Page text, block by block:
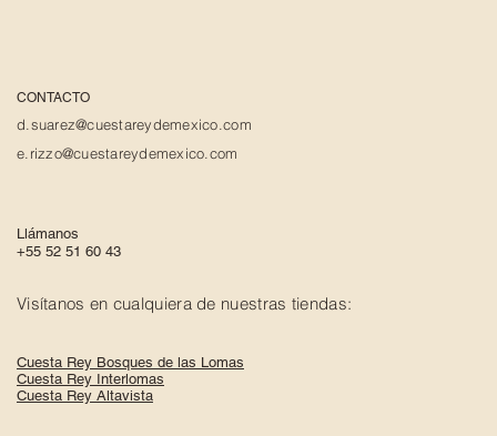
CONTACTO
d.suarez@cuestareydemexico.com
e.rizzo@cuestareydemexico.com
Llámanos
+55 52 51 60 43
Visítanos en cualquiera de nuestras tiendas:
Cuesta Rey Bosques de las Lomas
Cuesta Rey Interlomas
Cuesta Rey Altavista